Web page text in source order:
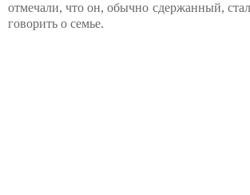
отмечали, что он, обычно сдержанный,
говорить о семье.